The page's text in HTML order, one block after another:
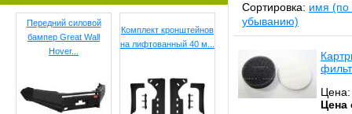
Передний силовой
бампер Great Wall
Hover...
Комплект кронштейнов
на лифтованный 40 м...
Сортировка: имя (по
убыванию)
Цена